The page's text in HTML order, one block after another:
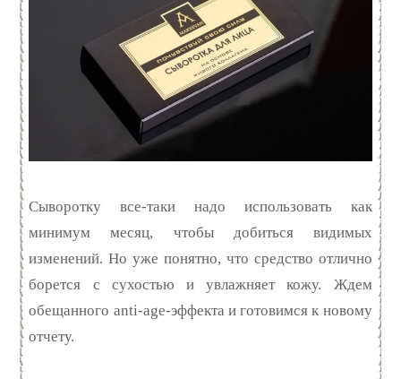
Сыворотку все-таки надо использовать как
минимум месяц, чтобы добиться видимых
изменений. Но уже понятно, что средство отлично
борется с сухостью и увлажняет кожу. Ждем
обещанного anti-age-эффекта и готовимся к новому
отчету.